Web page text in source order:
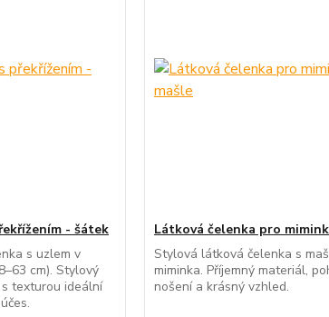
- šátek
s uzlem v
cm). Stylový
texturou ideální
Látková čelenka pro
Stylová látková čelenka s
miminka. Příjemný materiál,
nošení a krásný vzhled.